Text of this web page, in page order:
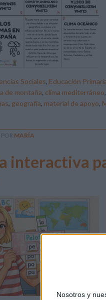
Nosotros y
Sociales, Educación
de montaña, clima mediterráneo,
, geografía, material de apoyo,
POR MARÍA
interactiva